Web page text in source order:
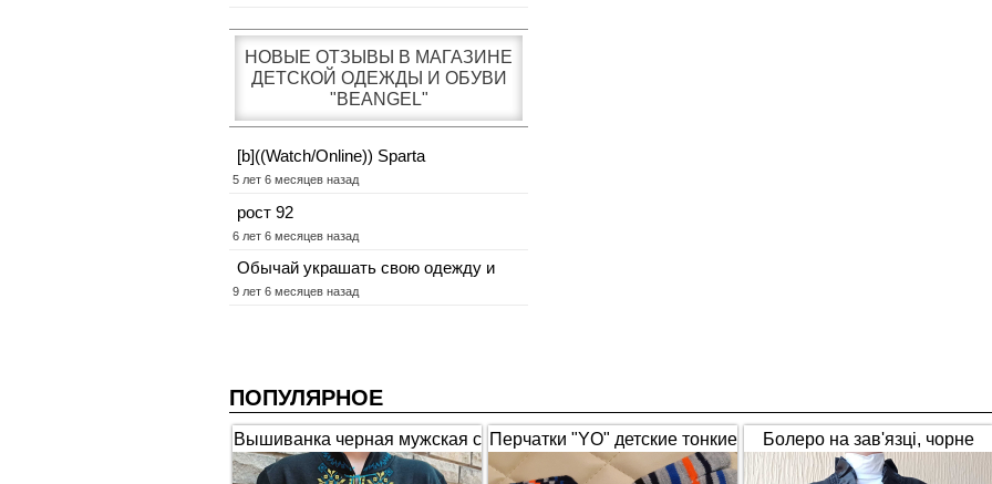
НОВЫЕ ОТЗЫВЫ В МАГАЗИНЕ
ДЕТСКОЙ ОДЕЖДЫ И ОБУВИ
"BEANGEL"
[b]((Watch/Online)) Sparta
5 лет 6 месяцев назад
рост 92
6 лет 6 месяцев назад
Обычай украшать свою одежду и
9 лет 6 месяцев назад
ПОПУЛЯРНОЕ
Вышиванка черная мужская с
коротким рукавом "Гербы"
Перчатки "YO" детские тонкие
полосатые
Болеро на зав'язці, чорне
(1653)